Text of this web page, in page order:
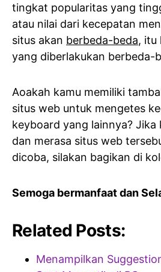
tingkat popularitas yang
atau nilai dari kecepatan
situs akan berbeda-beda, itu
yang diberlakukan berbeda-
Aoakah kamu memiliki
situs web untuk mengetes
keyboard yang lainnya? Jika
dan merasa situs web
dicoba, silakan bagikan di
Semoga bermanfaat dan
Related Posts:
Menampilkan